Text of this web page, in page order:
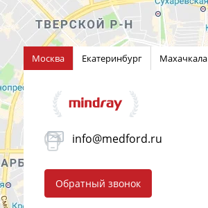
Москва Екатеринбург Махачкала
info@medford.ru
Обратный звонок